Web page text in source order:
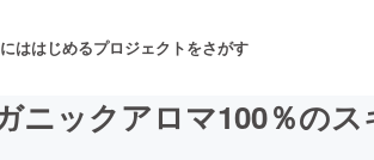
ははじめるプロジェクトをさがす
ニックアロマ100％の